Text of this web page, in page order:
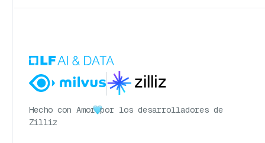
Hecho con Amor por los desarrolladores de
Zilliz